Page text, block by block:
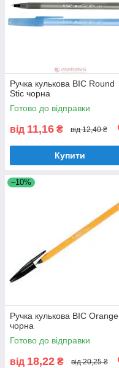
Ручка кулькова BIC Round
Stic чорна
Готово до відправки
від 11,16 ₴ від 12,40 ₴
Купити
–10%
Ручка кулькова BIC Orange
чорна
Готово до відправки
від 18,22 ₴ від 20,25 ₴